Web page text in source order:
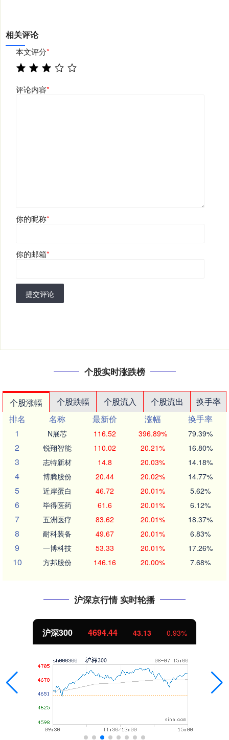
相关评论
本文评分*
评论内容*
你的昵称*
你的邮箱*
提交评论
个股实时涨跌榜
个股涨幅 个股跌幅 个股流入 个股流出
换手率
排名
名称 最新价 涨幅
换手率
1
N展芯 116.52 396.89% 79.39%
2 锐翔智能 110.02 20.21% 16.80%
3 志特新材 14.8 20.03% 14.18%
4 博腾股份 20.44 20.02% 14.77%
5 近岸蛋白 46.72 20.01% 5.62%
6 毕得医药 61.6 20.01% 6.12%
7 五洲医疗 83.62 20.01% 18.37%
8 耐科装备 49.67 20.01% 6.83%
9 一博科技 53.33 20.01% 17.26%
10 方邦股份 146.16 20.00% 7.68%
沪深京行情 实时轮播
北证50 1134.24 11.37 1.01%